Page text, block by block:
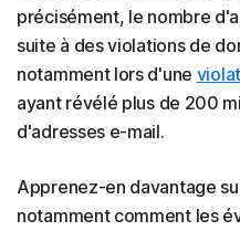
précisément, le nombre
suite à des violations de
notamment lors d'une
ayant révélé plus de 200
d'adresses e-mail.
Apprenez-en davantage
notamment comment les